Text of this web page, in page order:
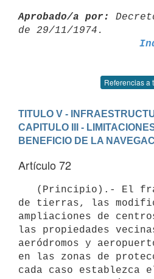
Aprobado/a por:
Referencias a
TITULO V -
CAPITULO III -
BENEFICIO DE LA
Artículo 72
de tierras, las
ampliaciones de
las propiedades
aeródromos y
en las zonas de
cada caso establezca